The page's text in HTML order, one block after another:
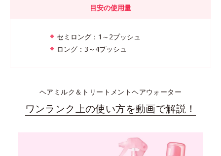
目安の使用量
セミロング：1～2プッシュ
ロング：3～4プッシュ
ヘアミルク＆トリートメントヘアウォーター
ワンランク上の使い方を動画で解説！